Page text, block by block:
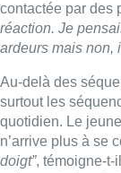
contactée par des
réaction. Je
ardeurs mais non,
Au-delà des
surtout les
quotidien. Le
n’arrive plus à se
doigt”, témoigne-t-